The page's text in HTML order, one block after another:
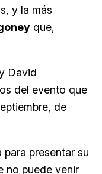
y la más
que,
David
del evento que
de
para presentar su
no puede venir